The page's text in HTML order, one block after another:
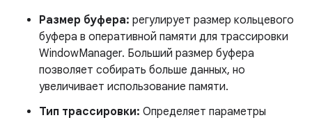
Размер буфера: регулирует размер кольцевого
буфера в оперативной памяти для трассировки
WindowManager. Больший размер буфера
позволяет собирать больше данных, но
увеличивает использование памяти.
Тип трассировки: Определяет параметры